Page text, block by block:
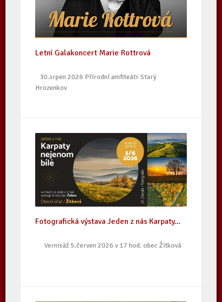
Letní Galakoncert Marie Rottrová
30.srpen 2026 Přírodní amfiteátr Starý
Hrozenkov
Fotografická výstava Jeden z nás Karpaty...
Vernisáž 5.červen 2026 v 17 hod. obec Žítková